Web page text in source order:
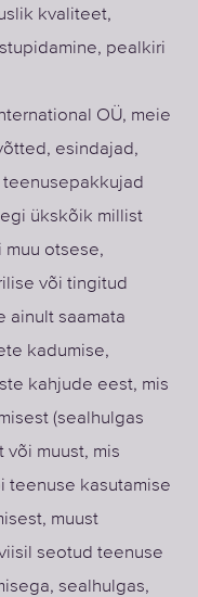
kvaliteet,
pealkiri
OÜ, meie
esindajad,
ükskõik millist
otsese,
või tingitud
ainult saamata
kadumise,
kahjude eest, mis
(sealhulgas
muust, mis
kasutamise
muust
seotud teenuse
sealhulgas,